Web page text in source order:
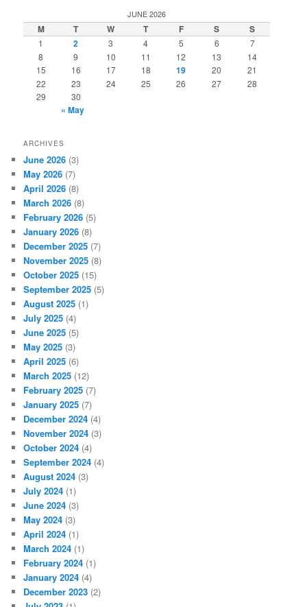
c
h
JUNE 2026
M T W T F S S
1 2 3 4 5 6
7
8
9 10 11 12 13
14
15
16 17 18 19 20
21
22
23 24 25 26 27
28
29
30
« May
ARCHIVES
June 2026 (3)
May 2026 (7)
April 2026 (8)
March 2026 (8)
February 2026 (5)
January 2026 (8)
December 2025 (7)
November 2025 (8)
October 2025 (15)
September 2025 (5)
August 2025 (1)
July 2025 (4)
June 2025 (5)
May 2025 (3)
April 2025 (6)
March 2025 (12)
February 2025 (7)
January 2025 (7)
December 2024 (4)
November 2024 (3)
October 2024 (4)
September 2024 (4)
August 2024 (3)
July 2024 (1)
June 2024 (3)
May 2024 (3)
April 2024 (1)
March 2024 (1)
February 2024 (1)
January 2024 (4)
December 2023 (2)